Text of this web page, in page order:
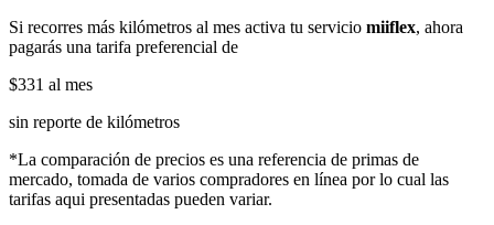
Si recorres más kilómetros al mes activa tu servicio miiflex, ahora
pagarás una tarifa preferencial de
$331 al mes
sin reporte de kilómetros
*La comparación de precios es una referencia de primas de
mercado, tomada de varios compradores en línea por lo cual las
tarifas aqui presentadas pueden variar.